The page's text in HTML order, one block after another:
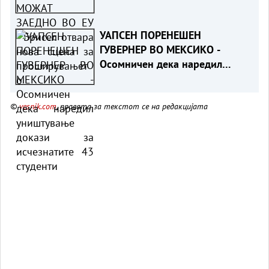
УАПСЕН ПОРЕНЕШЕН
ГУВЕРНЕР ВО МЕКСИКО -
Осомничен дека наредил
©vesnik.com, правата за текстот се на редакцијата